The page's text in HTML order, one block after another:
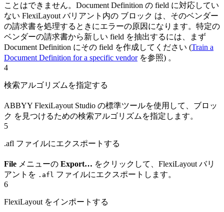
ことはできません。Document Definition の field に対応してい
ない FlexiLayout バリアント内の ブロック は、そのベンダー
の請求書を処理するときにエラーの原因になります。特定の
ベンダーの請求書から新しい field を抽出するには、まず
Document Definition にその field を作成してください (Train a
Document Definition for a specific vendorを参照) 。
4
検索アルゴリズムを指定する
ABBYY FlexiLayout Studio の標準ツールを使用して、ブロッ
ク を見つけるための検索アルゴリズムを指定します。
5
.afl ファイルにエクスポートする
File メニューの Export… をクリックして、FlexiLayout バリ
アントを .afl ファイルにエクスポートします。
6
FlexiLayout をインポートする